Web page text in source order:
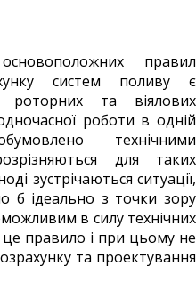
правил
систем поливу є
роторних та віялових
роботи в одній
технічними
для таких
зустрічаються ситуації,
б ідеально з точки зору
в силу технічних
правило і при цьому не
та проектування